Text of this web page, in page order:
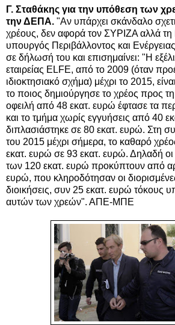
Γ. Σταθάκης για την υπόθεση των
την ΔΕΠΑ. "Αν υπάρχει σκάνδαλο
χρέους, δεν αφορά τον ΣΥΡΙΖΑ αλλά
υπουργός Περιβάλλοντος και
σε δήλωσή του και επισημαίνει: "Η
εταιρείας ELFE, από το 2009 (όταν
ιδιοκτησιακό σχήμα) μέχρι το 2015,
το ποιος δημιούργησε το χρέος προς
οφειλή από 48 εκατ. ευρώ έφτασε τα
και το τμήμα χωρίς εγγυήσεις από 40
διπλασιάστηκε σε 80 εκατ. ευρώ. Στη
του 2015 μέχρι σήμερα, το καθαρό
εκατ. ευρώ σε 93 εκατ. ευρώ. Δηλαδή οι
των 120 εκατ. ευρώ προκύπτουν από
ευρώ, που κληροδότησαν οι
διοικήσεις, συν 25 εκατ. ευρώ τόκους
αυτών των χρεών". ΑΠΕ-ΜΠΕ